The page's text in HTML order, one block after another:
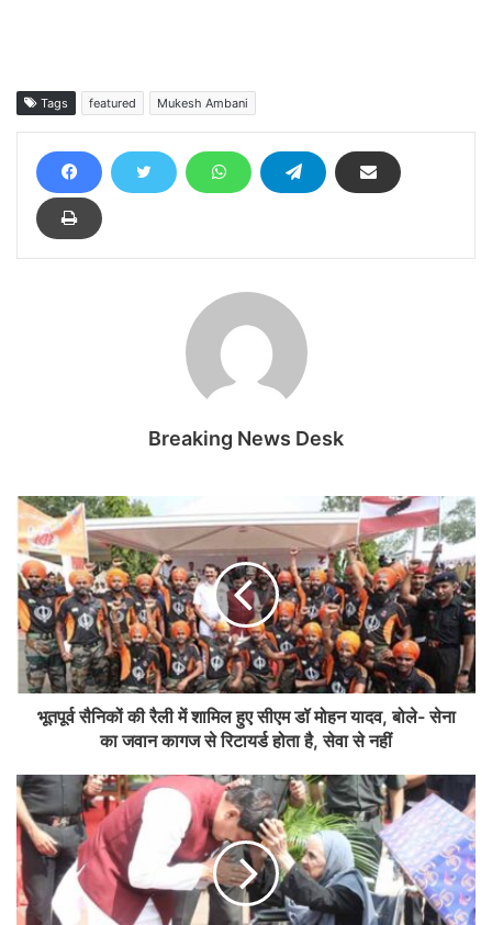
Tags featured Mukesh Ambani
Breaking News Desk
भूतपूर्व सैनिकों की रैली में शामिल हुए सीएम डॉ मोहन यादव, बोले- सेना
का जवान कागज से रिटायर्ड होता है, सेवा से नहीं